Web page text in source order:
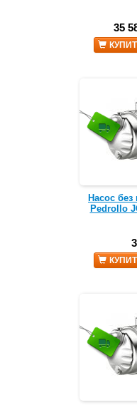
35
Насос
Pedrollo